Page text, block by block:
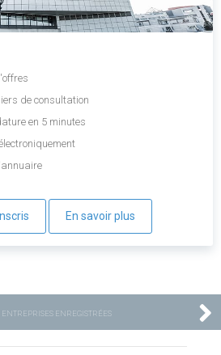
de consultation
en 5 minutes
En savoir plus
ENTREPRISES ENREGISTRÉES